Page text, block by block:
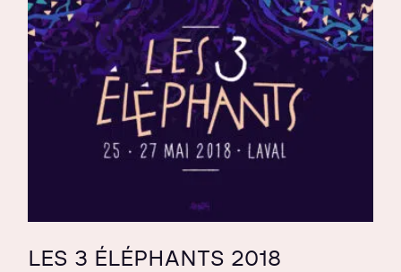
LES 3 ÉLÉPHANTS 2018